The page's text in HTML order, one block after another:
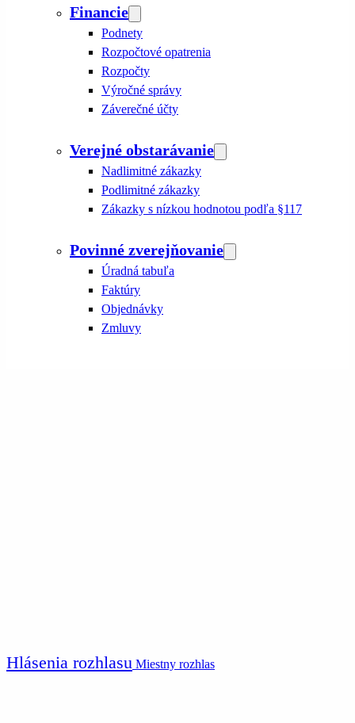
Financie
Podnety
Rozpočtové opatrenia
Rozpočty
Výročné správy
Záverečné účty
Verejné obstarávanie
Nadlimitné zákazky
Podlimitné zákazky
Zákazky s nízkou hodnotou podľa §117
Povinné zverejňovanie
Úradná tabuľa
Faktúry
Objednávky
Zmluvy
Hlásenia rozhlasu Miestny rozhlas